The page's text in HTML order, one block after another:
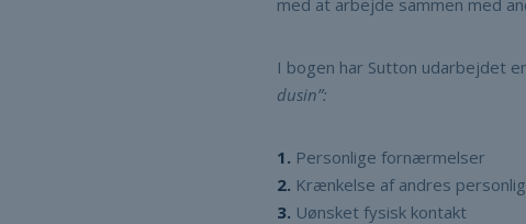
I bogen har Sutton udarbejdet
dusin”:
1. Personlige fornærmelser
2. Krænkelse af andres
3. Uønsket fysisk kontakt